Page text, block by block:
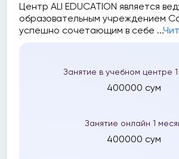
Центр ALI EDUCATION является
образовательным учреждением
успешно сочетающим в себе ...
Занятие в учебном центре
400000 сум
Занятие онлайн 1
400000 сум